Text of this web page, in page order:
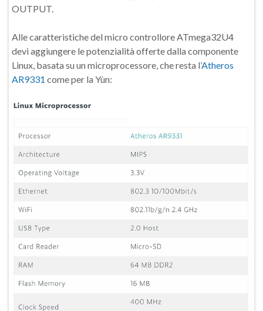
OUTPUT.
Alle caratteristiche del micro controllore ATmega32U4
devi aggiungere le potenzialità offerte dalla componente
Linux, basata su un microprocessore, che resta l’Atheros
AR9331 come per la Yùn: